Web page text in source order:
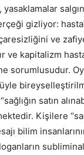
gizliyor:
ve
ve kapitalizm
sorumlusudur.
satın
Kişilere
bilim